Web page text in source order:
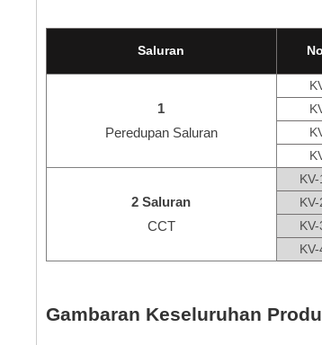
Saluran
1
Peredupan Saluran
2 Saluran
CCT
Gambaran Keseluruhan